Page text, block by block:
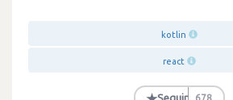
kotlin
react
Seguir 678